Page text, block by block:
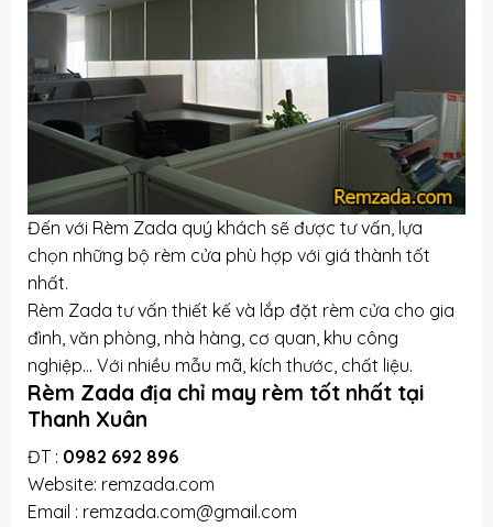
Đến với Rèm Zada quý khách sẽ được tư vấn, lựa
chọn những bộ rèm cửa phù hợp với giá thành tốt
nhất.
Rèm Zada tư vấn thiết kế và lắp đặt rèm cửa cho gia
đình, văn phòng, nhà hàng, cơ quan, khu công
nghiệp… Với nhiều mẫu mã, kích thước, chất liệu.
Rèm Zada địa chỉ may rèm tốt nhất tại
Thanh Xuân
ĐT : 0982 692 896
Website: remzada.com
Email : remzada.com@gmail.com